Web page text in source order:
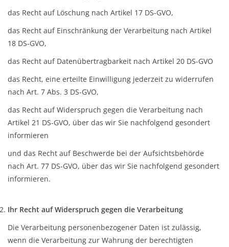
das Recht auf Löschung nach Artikel 17 DS-GVO,
das Recht auf Einschränkung der Verarbeitung nach Artikel
18 DS-GVO,
das Recht auf Datenübertragbarkeit nach Artikel 20 DS-GVO
das Recht, eine erteilte Einwilligung jederzeit zu widerrufen
nach Art. 7 Abs. 3 DS-GVO,
das Recht auf Widerspruch gegen die Verarbeitung nach
Artikel 21 DS-GVO, über das wir Sie nachfolgend gesondert
informieren
und das Recht auf Beschwerde bei der Aufsichtsbehörde
nach Art. 77 DS-GVO, über das wir Sie nachfolgend gesondert
informieren.
Ihr Recht auf Widerspruch gegen die Verarbeitung
Die Verarbeitung personenbezogener Daten ist zulässig,
wenn die Verarbeitung zur Wahrung der berechtigten